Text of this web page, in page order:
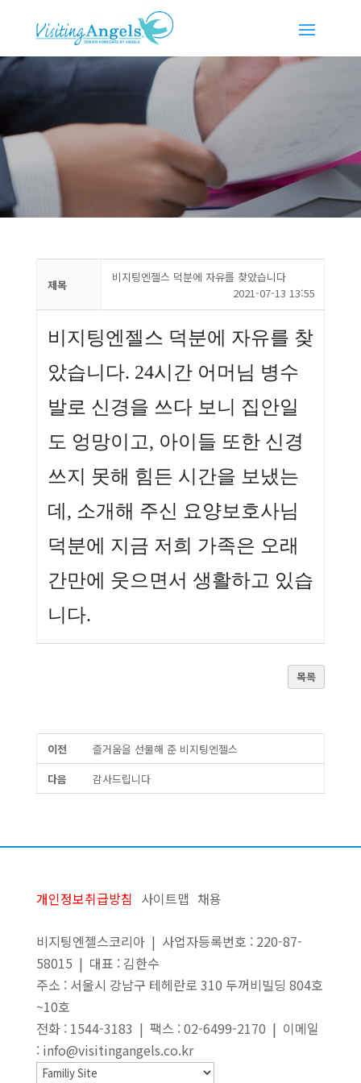
제목
비지팅엔젤스 덕분에 자유를 찾았습니다
2021-07-13 13:55
비지팅엔젤스 덕분에 자유를 찾
았습니다. 24시간 어머님 병수
발로 신경을 쓰다 보니 집안일
도 엉망이고, 아이들 또한 신경
쓰지 못해 힘든 시간을 보냈는
데, 소개해 주신 요양보호사님
덕분에 지금 저희 가족은 오래
간만에 웃으면서 생활하고 있습
니다.
목록
이전
즐거움을 선물해 준 비지팅엔젤스
다음
감사드립니다
개인정보취급방침 사이트맵 채용
비지팅엔젤스코리아 | 사업자등록번호 : 220-87-
58015 | 대표 : 김한수
주소 : 서울시 강남구 테헤란로 310 두꺼비빌딩 804호
~10호
전화 : 1544-3183 | 팩스 : 02-6499-2170 | 이메일
: info@visitingangels.co.kr